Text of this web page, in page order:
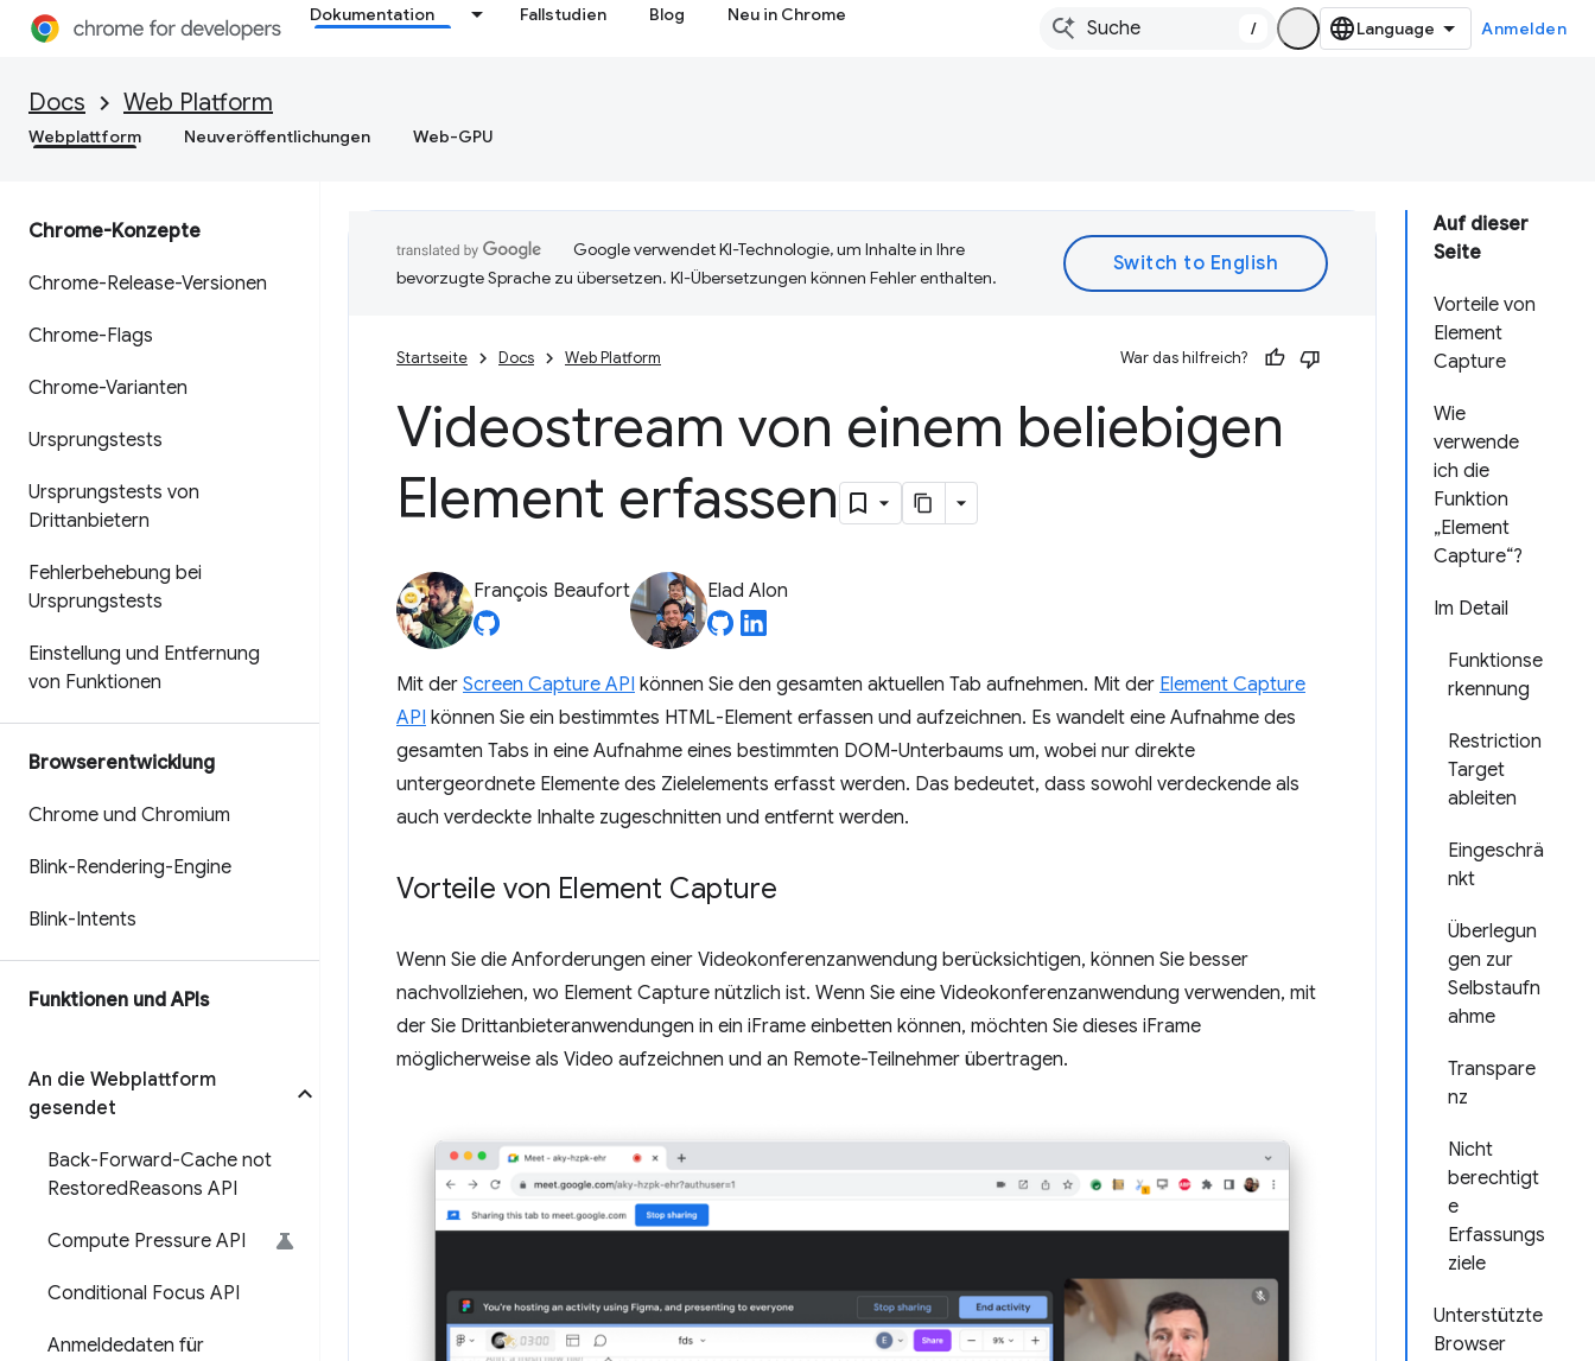
Dokumentation Fallstudien Blog Neu in Chrome
/ Anmelden
Docs Web Platform
Webplattform Neuveröffentlichungen Web-GPU
Chrome-Konzepte
Chrome-Release-Versionen
Chrome-Flags
Chrome-Varianten
Ursprungstests
Ursprungstests von
Drittanbietern
Fehlerbehebung bei
Ursprungstests
Einstellung und Entfernung
von Funktionen
Browserentwicklung
Chrome und Chromium
Blink-Rendering-Engine
Blink-Intents
Funktionen und APIs
An die Webplattform
gesendet
Back-Forward-Cache not
RestoredReasons API
Compute Pressure API
Conditional Focus API
Anmeldedaten für
Auf dieser
Seite
Vorteile von
Element
Capture
Wie
verwende
ich die
Funktion
„Element
Capture“?
Im Detail
Funktionse
rkennung
Restriction
Target
ableiten
Eingeschrä
nkt
Überlegun
gen zur
Selbstaufn
ahme
Transpare
nz
Nicht
berechtigt
e
Erfassungs
ziele
Unterstützte
Browser
Google verwendet KI-Technologie, um Inhalte in Ihre
bevorzugte Sprache zu übersetzen. KI-Übersetzungen können Fehler enthalten.
Startseite Docs Web Platform War das hilfreich?
Videostream von einem beliebigen
Element erfassen
François Beaufort Elad Alon
Mit der Screen Capture API können Sie den gesamten aktuellen Tab aufnehmen. Mit der Element Capture
API können Sie ein bestimmtes HTML-Element erfassen und aufzeichnen. Es wandelt eine Aufnahme des
gesamten Tabs in eine Aufnahme eines bestimmten DOM-Unterbaums um, wobei nur direkte
untergeordnete Elemente des Zielelements erfasst werden. Das bedeutet, dass sowohl verdeckende als
auch verdeckte Inhalte zugeschnitten und entfernt werden.
Vorteile von Element Capture
Wenn Sie die Anforderungen einer Videokonferenzanwendung berücksichtigen, können Sie besser
nachvollziehen, wo Element Capture nützlich ist. Wenn Sie eine Videokonferenzanwendung verwenden, mit
der Sie Drittanbieteranwendungen in ein iFrame einbetten können, möchten Sie dieses iFrame
möglicherweise als Video aufzeichnen und an Remote-Teilnehmer übertragen.